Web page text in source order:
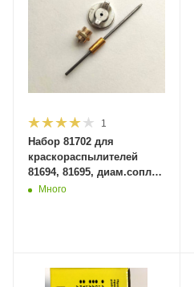
1
Набор 81702 для
краскораспылителей
81694, 81695, диам.сопла
1,5мм (50шт в кор.)
Много